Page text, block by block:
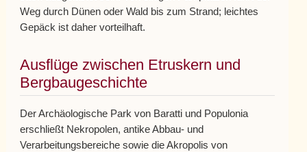
Weg durch Dünen oder Wald bis zum Strand; leichtes
Gepäck ist daher vorteilhaft.
Ausflüge zwischen Etruskern und
Bergbaugeschichte
Der Archäologische Park von Baratti und Populonia
erschließt Nekropolen, antike Abbau- und
Verarbeitungsbereiche sowie die Akropolis von